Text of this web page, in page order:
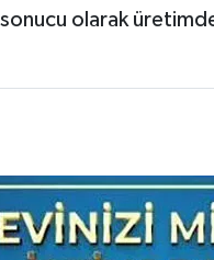
olarak